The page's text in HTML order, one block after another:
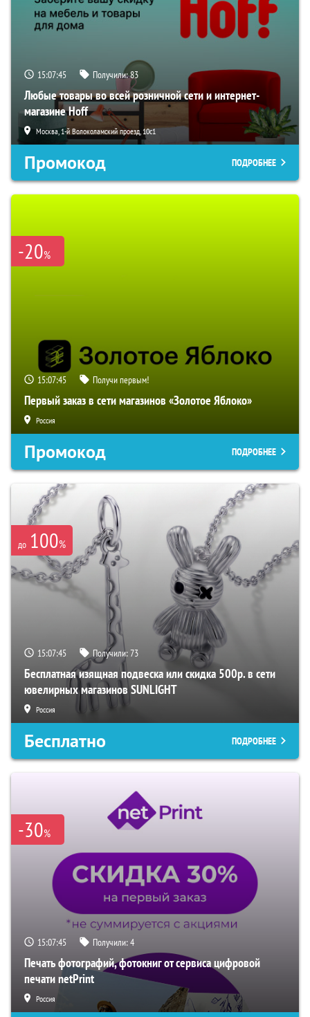
15:07:44 Получили:83
Любые товары во всей розничной сети и интернет-
магазине Hoff
Москва, 1-й Волоколамский проезд, 10с1
Промокод ПОДРОБНЕЕ
-20%
15:07:44 Получи первым!
Первый заказ в сети магазинов «Золотое Яблоко»
Россия
Промокод ПОДРОБНЕЕ
до 100%
15:07:44 Получили:73
Бесплатная изящная подвеска или скидка 500р. в сети
ювелирных магазинов SUNLIGHT
Россия
Бесплатно ПОДРОБНЕЕ
-30%
15:07:44 Получили:4
Печать фотографий, фотокниг от сервиса цифровой
печати netPrint
Россия